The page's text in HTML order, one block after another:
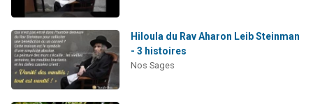
Hiloula du Rav Aharon Leib Steinman
- 3 histoires
Nos Sages